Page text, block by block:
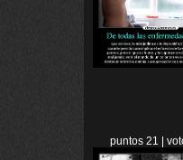
puntos 21 |